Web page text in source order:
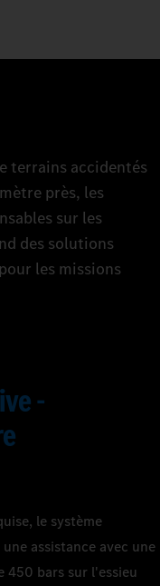
terrains accidentés
près, les
sur les
des solutions
les missions
-
le système
assistance avec une
bars sur l'essieu